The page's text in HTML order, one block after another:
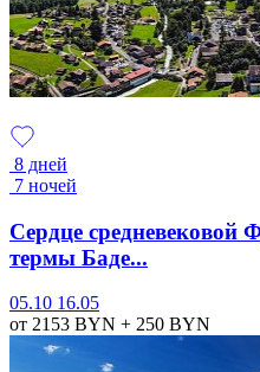
8 дней
7 ночей
Сердце средневековой
термы Баде...
05.10 16.05
от 2153 BYN + 250 BYN